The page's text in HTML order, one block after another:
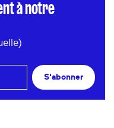
à notre
S'abonner